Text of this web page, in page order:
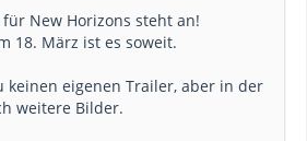
New Horizons steht an!
18. März ist es soweit.
keinen eigenen Trailer, aber in der
weitere Bilder.